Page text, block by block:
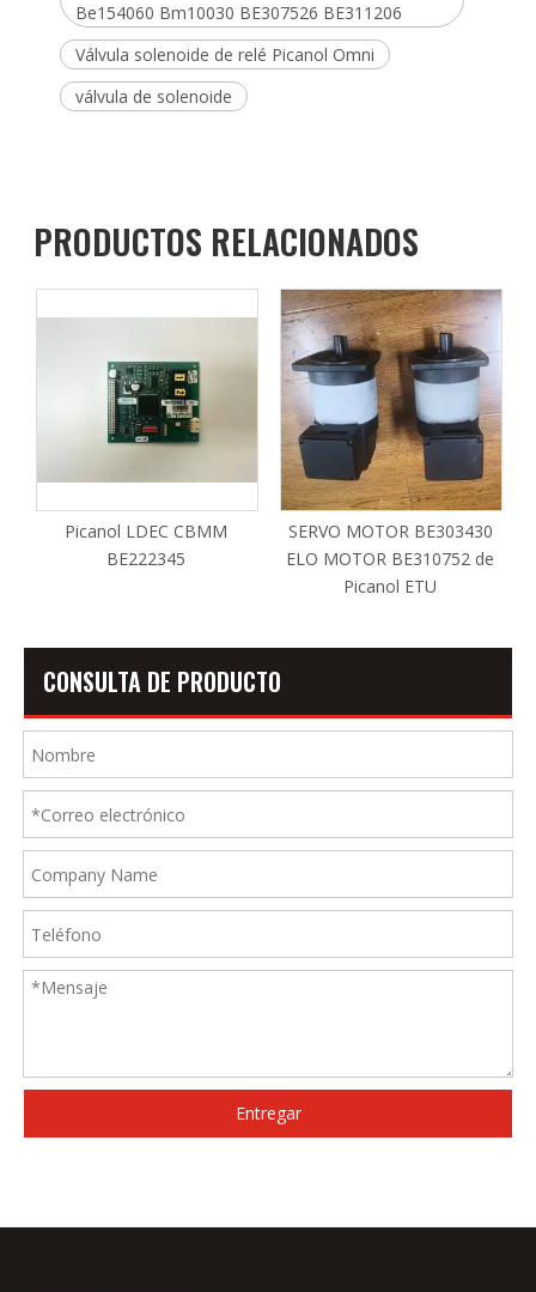
Be154060 Bm10030 BE307526 BE311206
Válvula solenoide de relé Picanol Omni
válvula de solenoide
PRODUCTOS RELACIONADOS
Picanol LDEC CBMM
BE222345
SERVO MOTOR BE303430
ELO MOTOR BE310752 de
Picanol ETU
CONSULTA DE PRODUCTO
Entregar